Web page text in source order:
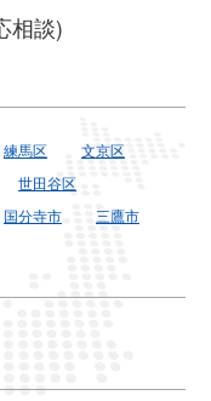
相談)
練馬区
文京区
世田谷区
国分寺市
三鷹市